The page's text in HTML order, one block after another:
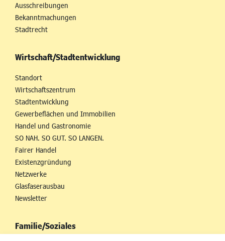
Ausschreibungen
Bekanntmachungen
Stadtrecht
Wirtschaft/Stadtentwicklung
Standort
Wirtschaftszentrum
Stadtentwicklung
Gewerbeflächen und Immobilien
Handel und Gastronomie
SO NAH. SO GUT. SO LANGEN.
Fairer Handel
Existenzgründung
Netzwerke
Glasfaserausbau
Newsletter
Familie/Soziales